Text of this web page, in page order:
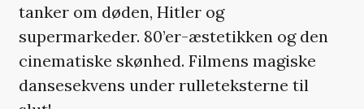
tanker om døden, Hitler og
supermarkeder. 80’er-æstetikken og den
cinematiske skønhed. Filmens magiske
dansesekvens under rulleteksterne til